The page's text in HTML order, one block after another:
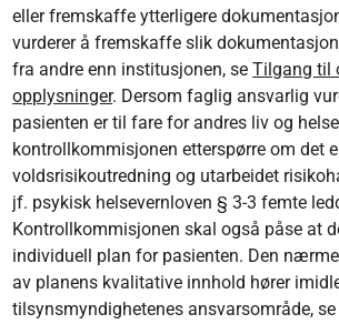
eller fremskaffe ytterligere
vurderer å fremskaffe slik
fra andre enn institusjonen, seTilgang til
opplysninger. Dersom faglig ansvarlig
pasienten er til fare for andres liv og
kontrollkommisjonen etterspørre om det
voldsrisikoutredning og utarbeidet
jf. psykisk helsevernloven § 3-3 femte
Kontrollkommisjonen skal også påse at
individuell plan for pasienten. Den
av planens kvalitative innhold hører
tilsynsmyndighetenes ansvarsområde, se